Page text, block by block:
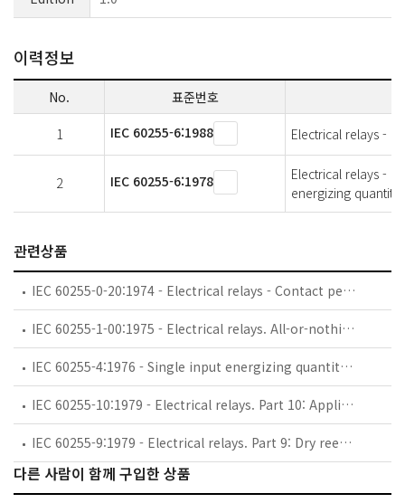
이력정보
No. 표준번호
1 IEC 60255-6:1988 Electrical relays -
2 IEC 60255-6:1978
Electrical relays -
energizing quantity
관련상품
IEC 60255-0-20:1974 - Electrical relays - Contact performance of electrical relays
IEC 60255-1-00:1975 - Electrical relays. All-or-nothing electrical relays. *Note.-This publication supersedes IEC 255-1 (1967) and 255-2 (1969)
IEC 60255-4:1976 - Single input energizing quantity measuring relays with dependent specified time
IEC 60255-10:1979 - Electrical relays. Part 10: Application of the IEC Quality Assessment System for Electronic Components to all-or-nothing relays
IEC 60255-9:1979 - Electrical relays. Part 9: Dry reed make contact units
다른 사람이 함께 구입한 상품